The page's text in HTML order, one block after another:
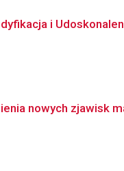
i
nowych zjawisk